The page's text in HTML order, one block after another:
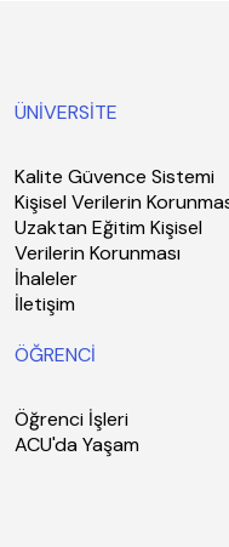
ÜNİVERSİTE
Kalite Güvence Sistemi
Kişisel Verilerin
Uzaktan Eğitim Kişisel
Verilerin Korunması
İhaleler
İletişim
ÖĞRENCİ
Öğrenci İşleri
ACU'da Yaşam